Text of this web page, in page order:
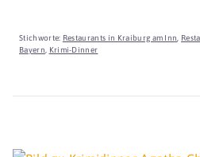
Stichworte: Restaurants in Kraiburg am Inn
Bayern
Krimi-Dinner